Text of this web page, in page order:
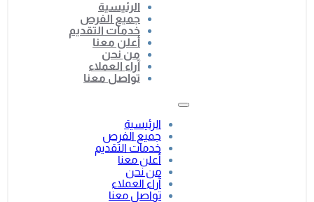
الرئيسية
جميع الفرص
خدمات التقديم
أعلن معنا
من نحن
آراء العملاء
تواصل معنا
الرئيسية
جميع الفرص
خدمات التقديم
أعلن معنا
من نحن
آراء العملاء
تواصل معنا